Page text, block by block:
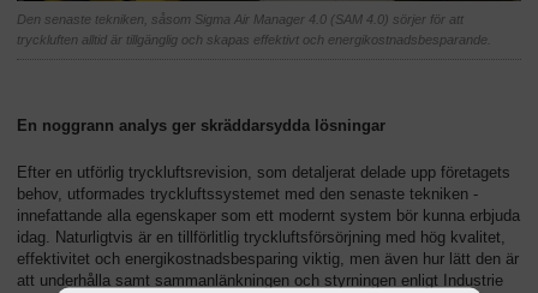
Den senaste tekniken, såsom Sigma Air Manager 4.0 (SAM 4.0) sörjer för att
tryckluften alltid är tillgänglig och skapas effektivt och energikostnadsbesparande.
En noggrann analys ger skräddarsydda lösningar
Efter en utförlig tryckluftsrevision, som detaljerat delade upp företagets
behov, utformades tryckluftssystemet med den senaste tekniken -
innefattande alla egenskaper som ett modernt system bör kunna erbjuda
idag. Naturligtvis är en tillförlitlig tryckluftsförsörjning med hög kvalitet,
effektivitet och energikostnadsbesparing viktig, men även hur lätt den är
att underhålla samt sammanlänkningen och styrningen enligt Industrie